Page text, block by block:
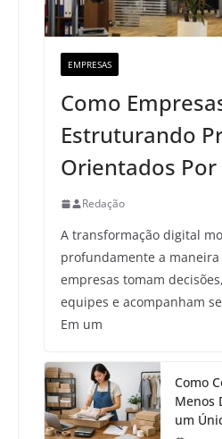
EMPRESAS
Como
Estruturando
Orientados Por
Redação
A transformação digital
profundamente a maneira
empresas tomam
equipes e acompanham
Em um
Como
Menos
um